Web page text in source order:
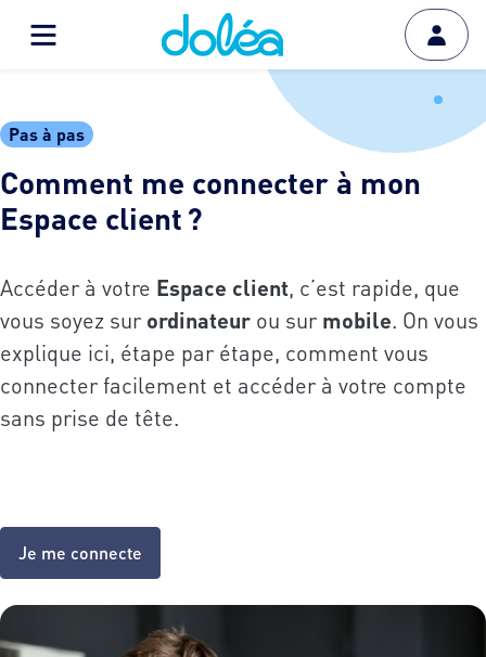
Pas à pas
Comment me connecter à mon
Espace client ?
Accéder à votre Espace client, c’est rapide, que
vous soyez sur ordinateur ou sur mobile. On vous
explique ici, étape par étape, comment vous
connecter facilement et accéder à votre compte
sans prise de tête.
Je me connecte